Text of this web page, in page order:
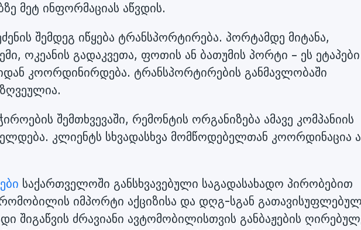
მეტ ინფორმაციას აწვდის.
შემდეგ იწყება ტრანსპორტირება. პორტამდე მიტანა,
ოკეანის გადაკვეთა, ფოთის ან ბათუმის პორტი – ეს ეტაპები
კოორდინირდება. ტრანსპორტირების განმავლობაში
შემთხვევაში, რემონტის ორგანიზება ამავე კომპანიის
კლიენტს სხვადასხვა მომწოდებელთან კოორდინაცია
საქართველოში განსხვავებული საგადასახადო პირობებით
იმპორტი აქციზისა და დღგ-სგან
შიგაწვის ძრავიანი ავტომობილისთვის განბაჟების